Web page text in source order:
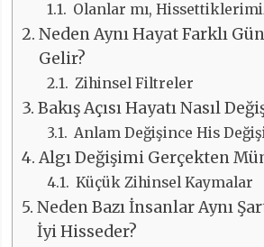
Olanlar mı,
Neden Aynı Hayat Farklı
Gelir?
Zihinsel Filtreler
Bakış Açısı Hayatı Nasıl
Anlam Değişince His
Algı Değişimi Gerçekten
Küçük Zihinsel Kaymalar
Neden Bazı İnsanlar Aynı
İyi Hisseder?